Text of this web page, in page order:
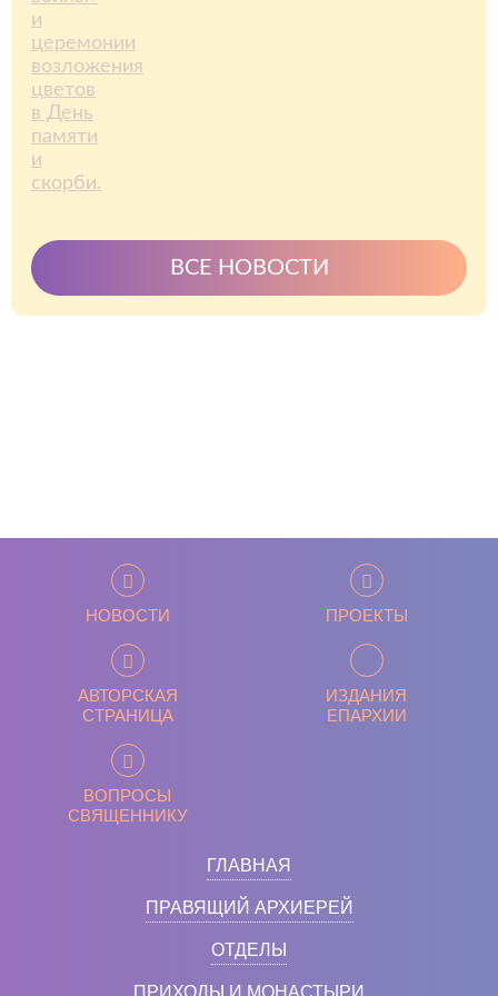
ВСЕ НОВОСТИ
НОВОСТИ ПРОЕКТЫ
АВТОРСКАЯ
СТРАНИЦА
ИЗДАНИЯ
ЕПАРХИИ
ВОПРОСЫ
СВЯЩЕННИКУ
ГЛАВНАЯ
ПРАВЯЩИЙ АРХИЕРЕЙ
ОТДЕЛЫ
ПРИХОДЫ И МОНАСТЫРИ